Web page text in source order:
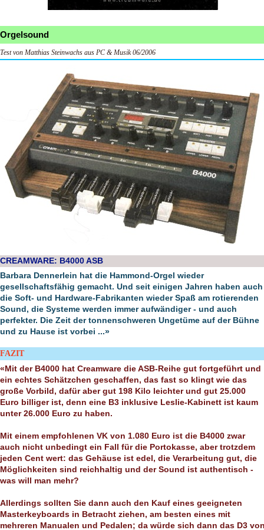
Orgelsound
Test von Matthias Steinwachs aus PC & Musik 06/2006
CREAMWARE: B4000 ASB
Barbara Dennerlein hat die Hammond-Orgel wieder
gesellschaftsfähig gemacht. Und seit einigen Jahren haben auch
die Soft- und Hardware-Fabrikanten wieder Spaß am rotierenden
Sound, die Systeme werden immer aufwändiger - und auch
perfekter. Die Zeit der tonnenschweren Ungetüme auf der Bühne
und zu Hause ist vorbei ...»
FAZIT
«Mit der B4000 hat Creamware die ASB-Reihe gut fortgeführt und
ein echtes Schätzchen geschaffen, das fast so klingt wie das
große Vorbild, dafür aber gut 198 Kilo leichter und gut 25.000
Euro billiger ist, denn eine B3 inklusive Leslie-Kabinett ist kaum
unter 26.000 Euro zu haben.
Mit einem empfohlenen VK von 1.080 Euro ist die B4000 zwar
auch nicht unbedingt ein Fall für die Portokasse, aber trotzdem
jeden Cent wert: das Gehäuse ist edel, die Verarbeitung gut, die
Möglichkeiten sind reichhaltig und der Sound ist authentisch -
was will man mehr?
Allerdings sollten Sie dann auch den Kauf eines geeigneten
Masterkeyboards in Betracht ziehen, am besten eines mit
mehreren Manualen und Pedalen; da würde sich dann das D3